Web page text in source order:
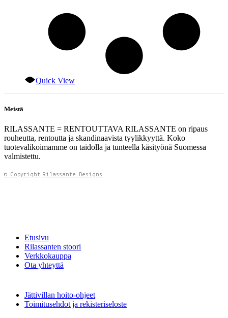
Quick View
Meistä
RILASSANTE = RENTOUTTAVA RILASSANTE on ripaus
rouheutta, rentoutta ja skandinaavista tyylikkyyttä. Koko
tuotevalikoimamme on taidolla ja tunteella käsityönä Suomessa
valmistettu.
© Copyright Rilassante Designs
Etusivu
Rilassanten stoori
Verkkokauppa
Ota yhteyttä
Jättivillan hoito-ohjeet
Toimitusehdot ja rekisteriseloste